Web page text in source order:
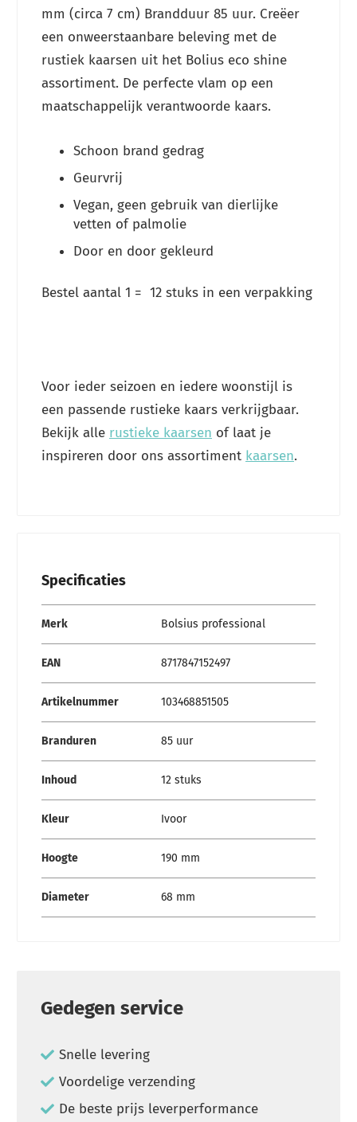
mm (circa 7 cm) Brandduur 85 uur. Creëer
een onweerstaanbare beleving met de
rustiek kaarsen uit het Bolius eco shine
assortiment. De perfecte vlam op een
maatschappelijk verantwoorde kaars.
Schoon brand gedrag
Geurvrij
Vegan, geen gebruik van dierlijke
vetten of palmolie
Door en door gekleurd
Bestel aantal 1 = 12 stuks in een verpakking
Voor ieder seizoen en iedere woonstijl is
een passende rustieke kaars verkrijgbaar.
Bekijk alle rustieke kaarsen of laat je
inspireren door ons assortiment kaarsen.
Specificaties
Merk
Bolsius professional
EAN 8717847152497
Artikelnummer 103468851505
Branduren 85 uur
Inhoud 12 stuks
Kleur Ivoor
Hoogte 190 mm
Diameter 68 mm
Gedegen service
Snelle levering
Voordelige verzending
De beste prijs leverperformance